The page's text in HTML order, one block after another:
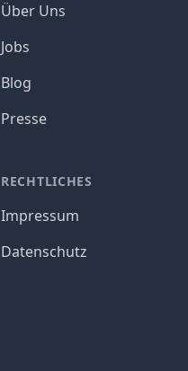
Über Uns
Jobs
Blog
Presse
RECHTLICHES
Impressum
Datenschutz